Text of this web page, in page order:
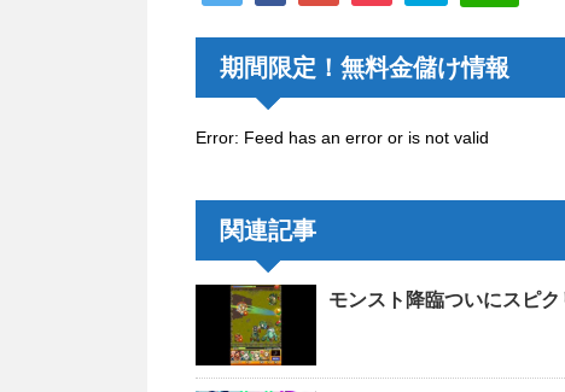
期間限定！無料金儲け情報
Error: Feed has an error or is not valid
関連記事
モンスト降臨ついにスピク